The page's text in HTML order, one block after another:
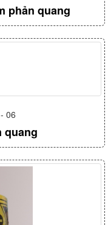
phản quang
06
quang